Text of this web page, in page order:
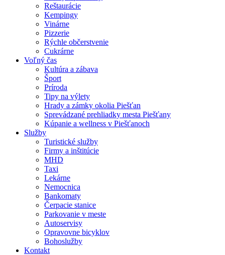
Reštaurácie
Kempingy
Vinárne
Pizzerie
Rýchle občerstvenie
Cukrárne
Voľný čas
Kultúra a zábava
Šport
Príroda
Tipy na výlety
Hrady a zámky okolia Piešťan
Sprevádzané prehliadky mesta Piešťany
Kúpanie a wellness v Piešťanoch
Služby
Turistické služby
Firmy a inštitúcie
MHD
Taxi
Lekárne
Nemocnica
Bankomaty
Čerpacie stanice
Parkovanie v meste
Autoservisy
Opravovne bicyklov
Bohoslužby
Kontakt